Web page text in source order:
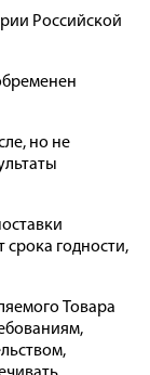
Российской
но не
срока годности,
Товара